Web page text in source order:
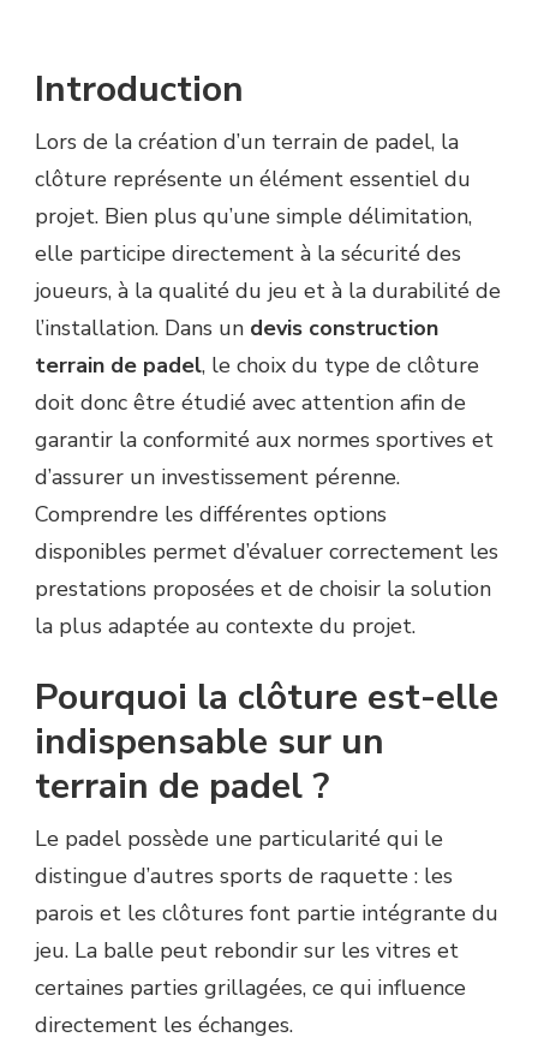
RECOMMANDÉ
UN
DEVIS
CONSTRUCTION
TERRAIN
DE
PADEL
?
Introduction
Lors de la création d’un terrain de padel, la
clôture représente un élément essentiel du
projet. Bien plus qu’une simple délimitation,
elle participe directement à la sécurité des
joueurs, à la qualité du jeu et à la durabilité de
l’installation. Dans un devis construction
terrain de padel, le choix du type de clôture
doit donc être étudié avec attention afin de
garantir la conformité aux normes sportives et
d’assurer un investissement pérenne.
Comprendre les différentes options
disponibles permet d’évaluer correctement les
prestations proposées et de choisir la solution
la plus adaptée au contexte du projet.
Pourquoi la clôture est-elle
indispensable sur un
terrain de padel ?
Le padel possède une particularité qui le
distingue d’autres sports de raquette : les
parois et les clôtures font partie intégrante du
jeu. La balle peut rebondir sur les vitres et
certaines parties grillagées, ce qui influence
directement les échanges.